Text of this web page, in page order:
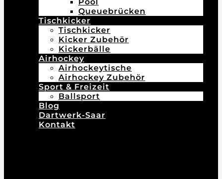
Queuebrücken
Tischkicker
Tischkicker
Kicker Zubehör
Kickerbälle
Airhockey
Airhockeytische
Airhockey Zubehör
Sport & Freizeit
Ballsport
Blog
Dartwerk-Saar
Kontakt